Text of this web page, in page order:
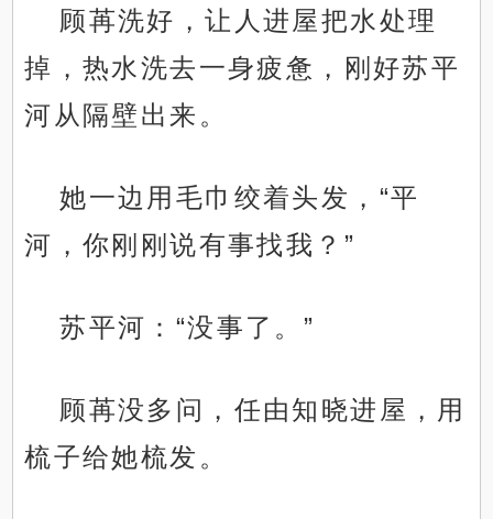
顾苒洗好，让人进屋把水处理
掉，热水洗去一身疲惫，刚好苏平
河从隔壁出来。
她一边用毛巾绞着头发，“平
河，你刚刚说有事找我？”
苏平河：“没事了。”
顾苒没多问，任由知晓进屋，用
梳子给她梳发。